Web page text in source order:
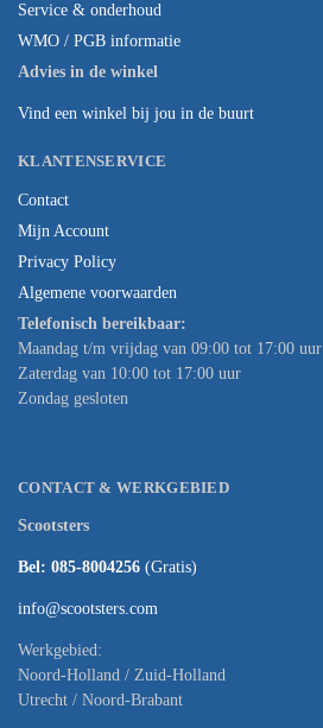
Service & onderhoud
WMO / PGB informatie
Advies in de winkel
Vind een winkel bij jou in de buurt
KLANTENSERVICE
Contact
Mijn Account
Privacy Policy
Algemene voorwaarden
Telefonisch bereikbaar:
Maandag t/m vrijdag van 09:00 tot 17:00 uur
Zaterdag van 10:00 tot 17:00 uur
Zondag gesloten
CONTACT & WERKGEBIED
Scootsters
Bel: 085-8004256 (Gratis)
info@scootsters.com
Werkgebied:
Noord-Holland / Zuid-Holland
Utrecht / Noord-Brabant